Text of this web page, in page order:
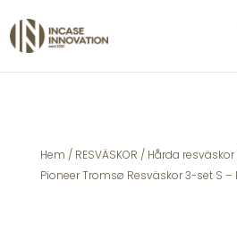
Hem / RESVÄSKOR / Hårda resväskor
Pioneer Tromsø Resväskor 3-set S –